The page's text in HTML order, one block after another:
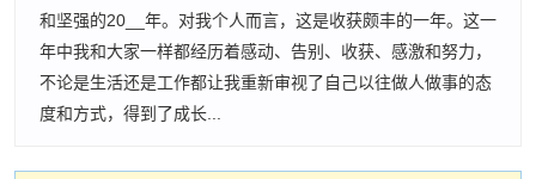
和坚强的20__年。对我个人而言，这是收获颇丰的一年。这一
年中我和大家一样都经历着感动、告别、收获、感激和努力，
不论是生活还是工作都让我重新审视了自己以往做人做事的态
度和方式，得到了成长...